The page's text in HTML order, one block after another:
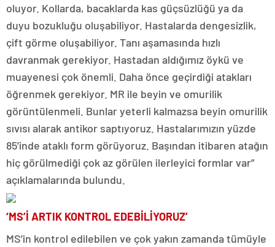
oluyor. Kollarda, bacaklarda kas güçsüzlüğü ya da
duyu bozukluğu oluşabiliyor. Hastalarda dengesizlik,
çift görme oluşabiliyor. Tanı aşamasında hızlı
davranmak gerekiyor. Hastadan aldığımız öykü ve
muayenesi çok önemli. Daha önce geçirdiği atakları
öğrenmek gerekiyor. MR ile beyin ve omurilik
görüntülenmeli. Bunlar yeterli kalmazsa beyin omurilik
sıvısı alarak antikor saptıyoruz. Hastalarımızın yüzde
85’inde ataklı form görüyoruz. Başından itibaren atağın
hiç görülmediği çok az görülen ilerleyici formlar var”
açıklamalarında bulundu.
‘MS’İ ARTIK KONTROL EDEBİLİYORUZ’
MS’in kontrol edilebilen ve çok yakın zamanda tümüyle